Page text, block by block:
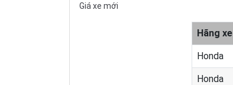
Giá xe mới
Hãng xe
Honda
Honda